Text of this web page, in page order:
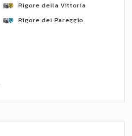
Rigore della Vittoria
Rigore del Pareggio